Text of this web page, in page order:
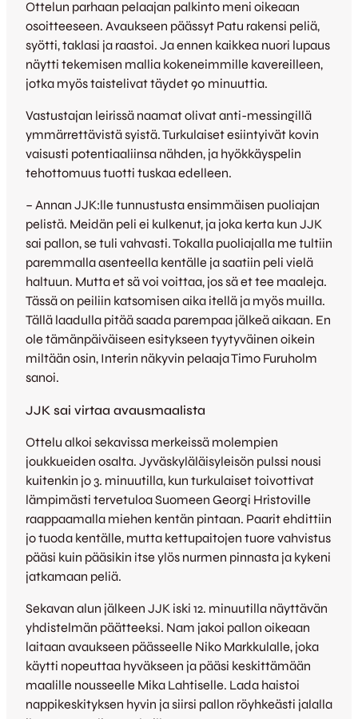
Ottelun parhaan pelaajan palkinto meni oikeaan
osoitteeseen. Avaukseen päässyt Patu rakensi peliä,
syötti, taklasi ja raastoi. Ja ennen kaikkea nuori lupaus
näytti tekemisen mallia kokeneimmille kavereilleen,
jotka myös taistelivat täydet 90 minuuttia.
Vastustajan leirissä naamat olivat anti-messingillä
ymmärrettävistä syistä. Turkulaiset esiintyivät kovin
vaisusti potentiaaliinsa nähden, ja hyökkäyspelin
tehottomuus tuotti tuskaa edelleen.
– Annan JJK:lle tunnustusta ensimmäisen puoliajan
pelistä. Meidän peli ei kulkenut, ja joka kerta kun JJK
sai pallon, se tuli vahvasti. Tokalla puoliajalla me tultiin
paremmalla asenteella kentälle ja saatiin peli vielä
haltuun. Mutta et sä voi voittaa, jos sä et tee maaleja.
Tässä on peiliin katsomisen aika itellä ja myös muilla.
Tällä laadulla pitää saada parempaa jälkeä aikaan. En
ole tämänpäiväiseen esitykseen tyytyväinen oikein
miltään osin, Interin näkyvin pelaaja Timo Furuholm
sanoi.
JJK sai virtaa avausmaalista
Ottelu alkoi sekavissa merkeissä molempien
joukkueiden osalta. Jyväskyläläisyleisön pulssi nousi
kuitenkin jo 3. minuutilla, kun turkulaiset toivottivat
lämpimästi tervetuloa Suomeen Georgi Hristoville
raappaamalla miehen kentän pintaan. Paarit ehdittiin
jo tuoda kentälle, mutta kettupaitojen tuore vahvistus
pääsi kuin pääsikin itse ylös nurmen pinnasta ja kykeni
jatkamaan peliä.
Sekavan alun jälkeen JJK iski 12. minuutilla näyttävän
yhdistelmän päätteeksi. Nam jakoi pallon oikeaan
laitaan avaukseen päässeelle Niko Markkulalle, joka
käytti nopeuttaa hyväkseen ja pääsi keskittämään
maalille nousseelle Mika Lahtiselle. Lada haistoi
nappikeskityksen hyvin ja siirsi pallon röyhkeästi jalalla